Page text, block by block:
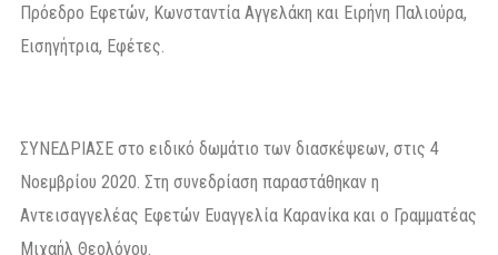
Πρόεδρο Εφετών, Κωνσταντία Αγγελάκη και Ειρήνη Παλιούρα,
Εισηγήτρια, Εφέτες.
ΣΥΝΕΔΡΙΑΣΕ στο ειδικό δωμάτιο των διασκέψεων, στις 4
Νοεμβρίου 2020. Στη συνεδρίαση παραστάθηκαν η
Αντεισαγγελέας Εφετών Ευαγγελία Καρανίκα και ο Γραμματέας
Μιχαήλ Θεολόγου.